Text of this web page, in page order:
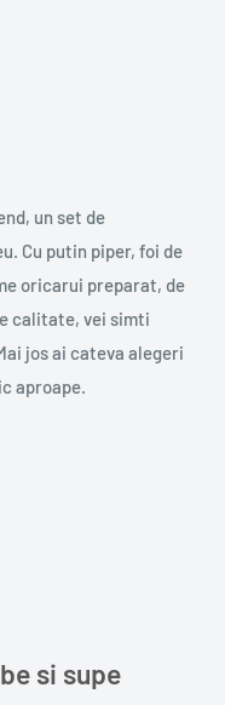
un set de
Cu putin piper, foi de
oricarui preparat, de
calitate, vei simti
jos ai cateva alegeri
aproape.
si supe